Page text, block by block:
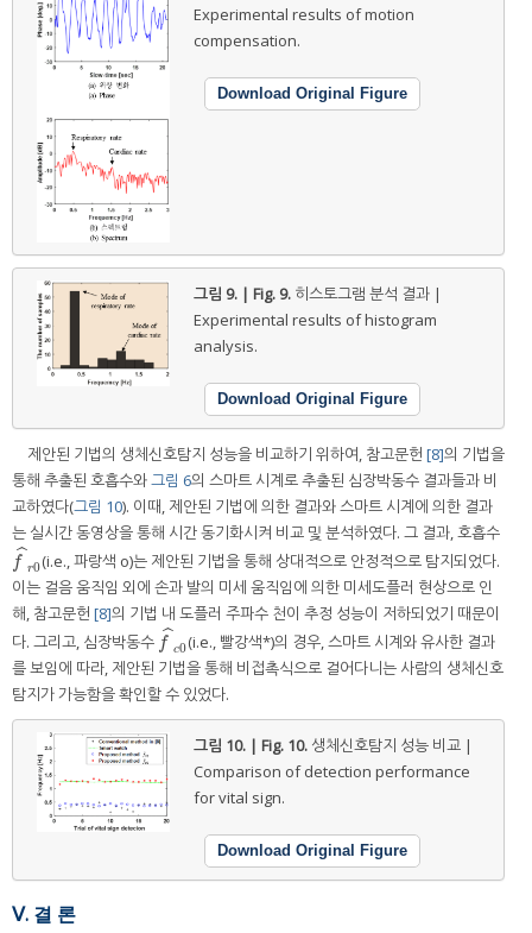
Experimental results of motion
compensation.
Download Original Figure
그림 9. | Fig. 9. 히스토그램 분석 결과 |
Experimental results of histogram
analysis.
Download Original Figure
제안된 기법의 생체신호탐지 성능을 비교하기 위하여, 참고문헌 [8]의 기법을
통해 추출된 호흡수와그림 6의 스마트 시계로 추출된 심장박동수 결과들과 비
교하였다(그림 10). 이때, 제안된 기법에 의한 결과와 스마트 시계에 의한 결과
는 실시간 동영상을 통해 시간 동기화시켜 비교 및 분석하였다. 그 결과, 호흡수
fˆr0
f^ r0(i.e., 파랑색 o)는 제안된 기법을 통해 상대적으로 안정적으로 탐지되었다.
이는 걸음 움직임 외에 손과 발의 미세 움직임에 의한 미세도플러 현상으로 인
해, 참고문헌 [8]의 기법 내 도플러 주파수 천이 추정 성능이 저하되었기 때문이
다. 그리고, 심장박동수 fˆc0
f^ c0(i.e., 빨강색*)의 경우, 스마트 시계와 유사한 결과
를 보임에 따라, 제안된 기법을 통해 비접촉식으로 걸어다니는 사람의 생체신호
탐지가 가능함을 확인할 수 있었다.
그림 10. | Fig. 10. 생체신호탐지 성능 비교 |
Comparison of detection performance
for vital sign.
Download Original Figure
Ⅴ. 결 론